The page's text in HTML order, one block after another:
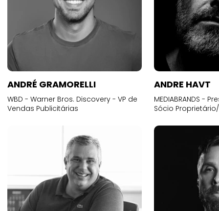
ANDRÉ GRAMORELLI
WBD - Warner Bros. Discovery - VP de
Vendas Publicitárias
ANDRE HAVT
MEDIABRANDS -
Sócio